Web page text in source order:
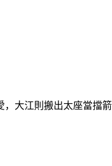
大江則搬出太座當擋